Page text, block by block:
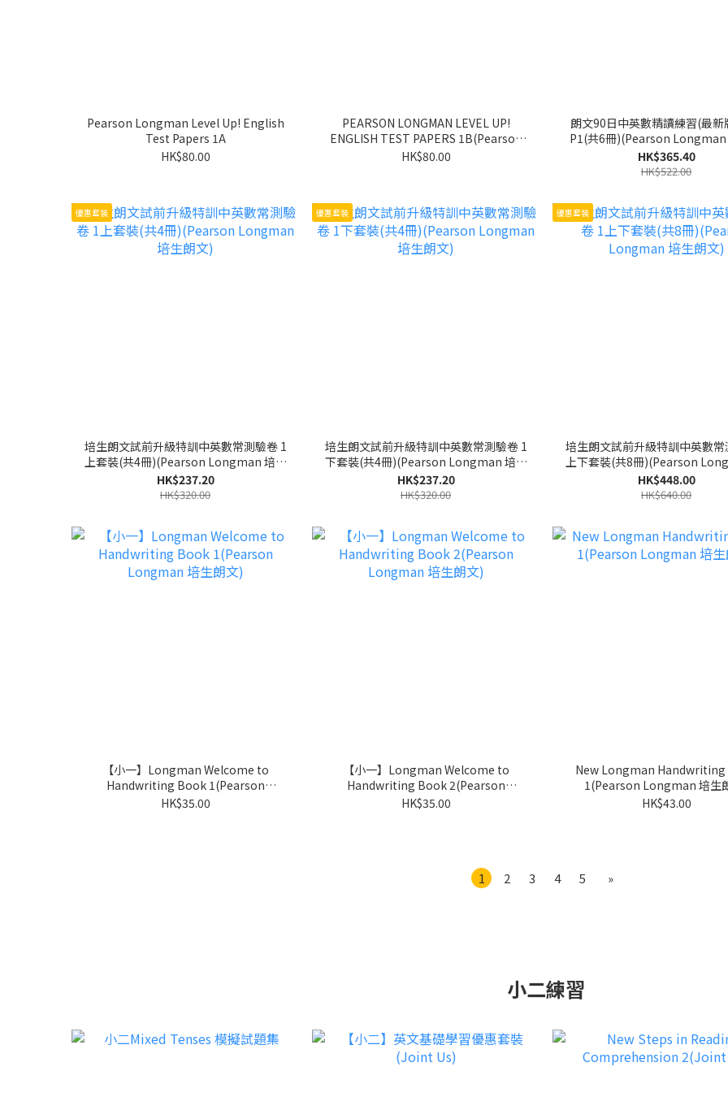
Pearson Longman Level Up! English
Test Papers 1A
HK$80.00
PEARSON LONGMAN LEVEL UP!
ENGLISH TEST PAPERS 1B(Pearson
Longman 培生朗文)
HK$80.00
朗文90日中英數精讀練習(最新
P1(共6冊)(Pearson Longman
文)
HK$365.40
HK$522.00
優惠套裝
培生朗文試前升級特訓中英數常測驗卷 1
上套裝(共4冊)(Pearson Longman 培生
朗文)
HK$237.20
HK$320.00
優惠套裝
培生朗文試前升級特訓中英數常測驗卷 1
下套裝(共4冊)(Pearson Longman 培生
朗文)
HK$237.20
HK$320.00
優惠套裝
培生朗文試前升級特訓中英數常
上下套裝(共8冊)(Pearson
生朗文)
HK$448.00
HK$640.00
【小一】Longman Welcome to
Handwriting Book 1(Pearson
Longman 培生朗文)
HK$35.00
【小一】Longman Welcome to
Handwriting Book 2(Pearson
Longman 培生朗文)
HK$35.00
New Longman
1(Pearson Longman 培生
HK$43.00
1 2 3 4 5 »
小二練習